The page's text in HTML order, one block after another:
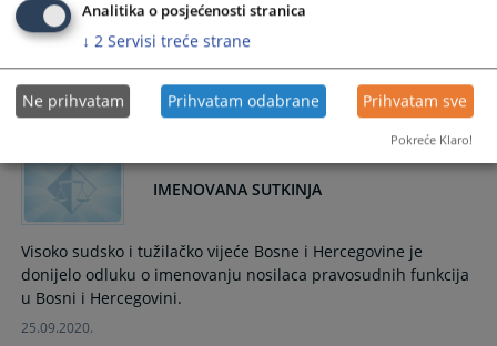
Cilj organizovanja „Sedmica sudske nagodbe“ jeste
rješavanje što je moguće većeg broja predmeta mirnim
stranke.
17.05.2021.
IMENOVANA SUTKINJA
Visoko sudsko i tužilačko vijeće Bosne i Hercegovine je
donijelo odluku o imenovanju nosilaca pravosudnih funkcija
u Bosni i Hercegovini.
25.09.2020.
Analitika o posjećenosti stranica
↓ 2 Servisi treće strane
Ne prihvatam Prihvatam odabrane Prihvatam sve
Pokreće Klaro!